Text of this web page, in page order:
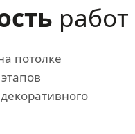
работ
потолке